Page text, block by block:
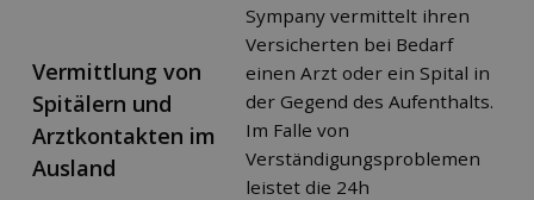
Vermittlung von
Spitälern und
Arztkontakten im
Ausland
Sympany vermittelt ihren
Versicherten bei Bedarf
einen Arzt oder ein Spital in
der Gegend des Aufenthalts.
Im Falle von
Verständigungsproblemen
leistet die 24h